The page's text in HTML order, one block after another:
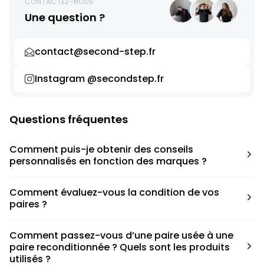
Une question ?
contact@second-step.fr
Instagram @secondstep.fr
Questions fréquentes
Comment puis-je obtenir des conseils
personnalisés en fonction des marques ?
pour déterminer la taille appropriée, que ce soit une taille
en dessous, au-dessus ou correspondant à votre taille
Comment évaluez-vous la condition de vos
paires ?
défauts spécifiques de chaque paire.
Comment passez-vous d’une paire usée à une
paire reconditionnée ? Quels sont les produits
utilisés ?